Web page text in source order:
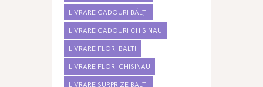
LIVRARE CADOURI BĂLȚI
LIVRARE CADOURI CHISINAU
LIVRARE FLORI BALTI
LIVRARE FLORI CHISINAU
LIVRARE SURPRIZE BALTI